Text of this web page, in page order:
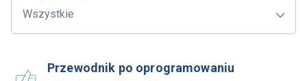
Wszystkie
Przewodnik po oprogramowaniu